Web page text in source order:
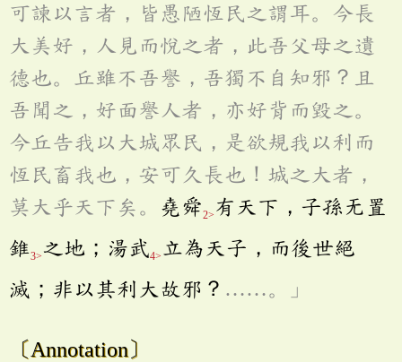
可諫以言者，皆愚陋恆民之謂耳。今長
大美好，人見而悅之者，此吾父母之遺
德也。丘雖不吾譽，吾獨不自知邪？且
吾聞之，好面譽人者，亦好背而毀之。
今丘告我以大城眾民，是欲規我以利而
恆民畜我也，安可久長也！城之大者，
莫大乎天下矣。 堯舜2> 有天下，子孫无置
錐3> 之地；湯武4> 立為天子，而後世絕
滅；非以其利大故邪？ ……。」
〔Annotation〕